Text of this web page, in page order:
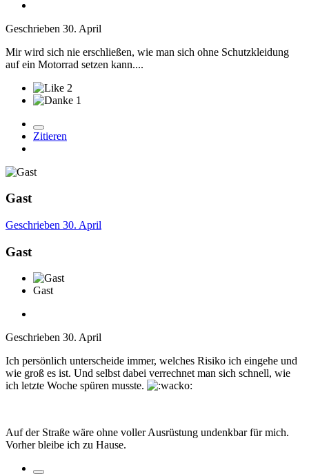
Geschrieben 30. April
Mir wird sich nie erschließen, wie man sich ohne Schutzkleidung
auf ein Motorrad setzen kann....
2
1
Zitieren
Gast
Geschrieben 30. April
Gast
Gast
Geschrieben 30. April
Ich persönlich unterscheide immer, welches Risiko ich eingehe und
wie groß es ist. Und selbst dabei verrechnet man sich schnell, wie
ich letzte Woche spüren musste.
Auf der Straße wäre ohne voller Ausrüstung undenkbar für mich.
Vorher bleibe ich zu Hause.